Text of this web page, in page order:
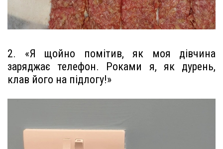
2. «Я щойно помітив, як моя дівчина
заряджає телефон. Роками я, як дурень,
клав його на підлогу!»